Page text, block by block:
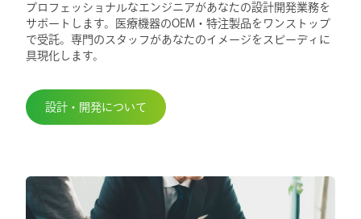
プロフェッショナルなエンジニアがあなたの設計開発業務を
サポートします。医療機器のOEM・特注製品をワンストップ
で受託。専門のスタッフがあなたのイメージをスピーディに
具現化します。
設計・開発について